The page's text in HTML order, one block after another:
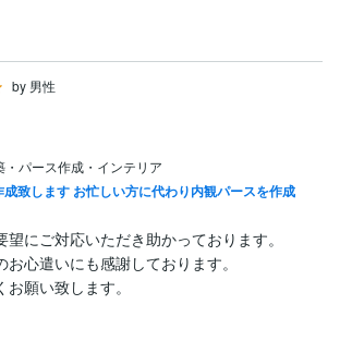
by 男性
・パース作成・インテリア
致します お忙しい方に代わり内観パースを作成
にご対応いただき助かっております。
心遣いにも感謝しております。
願い致します。